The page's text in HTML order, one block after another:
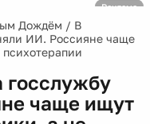
Дождём / В
ИИ. Россияне чаще
госслужбу
чаще ищут